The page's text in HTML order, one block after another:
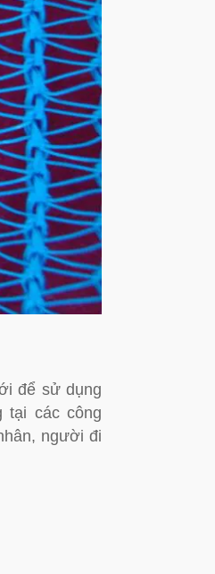
để sử dụng
tại các công
người đi